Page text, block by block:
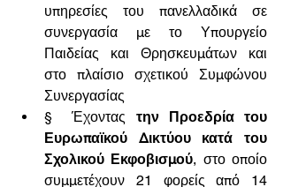
υπηρεσίες του πανελλαδικά σε
συνεργασία με το Υπουργείο
Παιδείας και Θρησκευμάτων και
στο πλαίσιο σχετικού Συμφώνου
Συνεργασίας
§  Έχοντας την Προεδρία του
Ευρωπαϊκού Δικτύου κατά του
Σχολικού Εκφοβισμού, στο οποίο
συμμετέχουν 21 φορείς από 14